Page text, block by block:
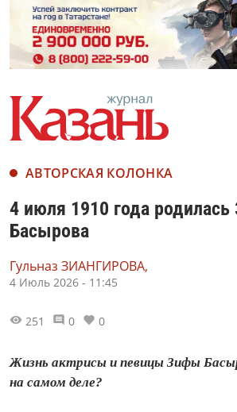
АВТОРСКАЯ КОЛОНКА
4 июля 1910 года родилась
Басырова
Гульназ ЗИАНГИРОВА,
4 Июль 2026 - 11:45
251 0 0
Жизнь актрисы и певицы Зифы
на самом деле?